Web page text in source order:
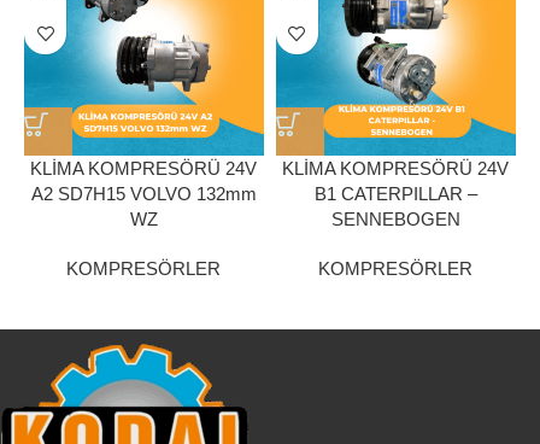
KLİMA KOMPRESÖRÜ 24V
A2 SD7H15 VOLVO 132mm
WZ
KOMPRESÖRLER
KLİMA KOMPRESÖRÜ 24V
B1 CATERPILLAR –
SENNEBOGEN
KOMPRESÖRLER